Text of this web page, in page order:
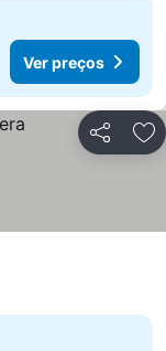
Ver preços
Partilhar